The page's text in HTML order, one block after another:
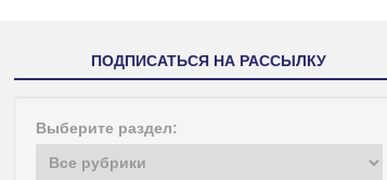
ПОДПИСАТЬСЯ НА РАССЫЛКУ
Выберите раздел: